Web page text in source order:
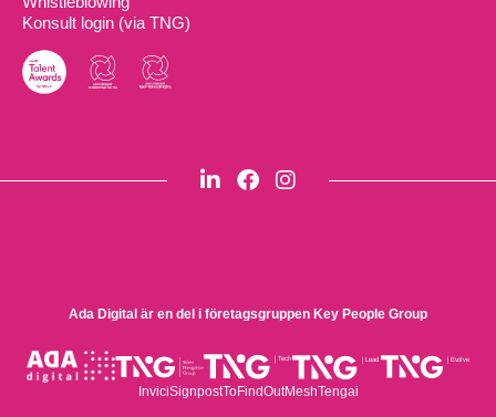
Konsult login (via TNG)
Ada Digital är en del i företagsgruppen Key People Group
InviciSignpostToFindOutMeshTengai